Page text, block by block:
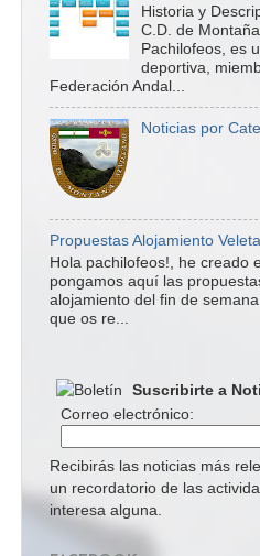
Historia y
C.D. de
Pachilofeos, es
deportiva,
Federación Andal...
Noticias por
Propuestas Alojamiento
Hola pachilofeos!, he creado
pongamos aquí las
alojamiento del fin de
que os re...
Suscribirte a
Correo electrónico:
Recibirás las noticias más
un recordatorio de las
interesa alguna.